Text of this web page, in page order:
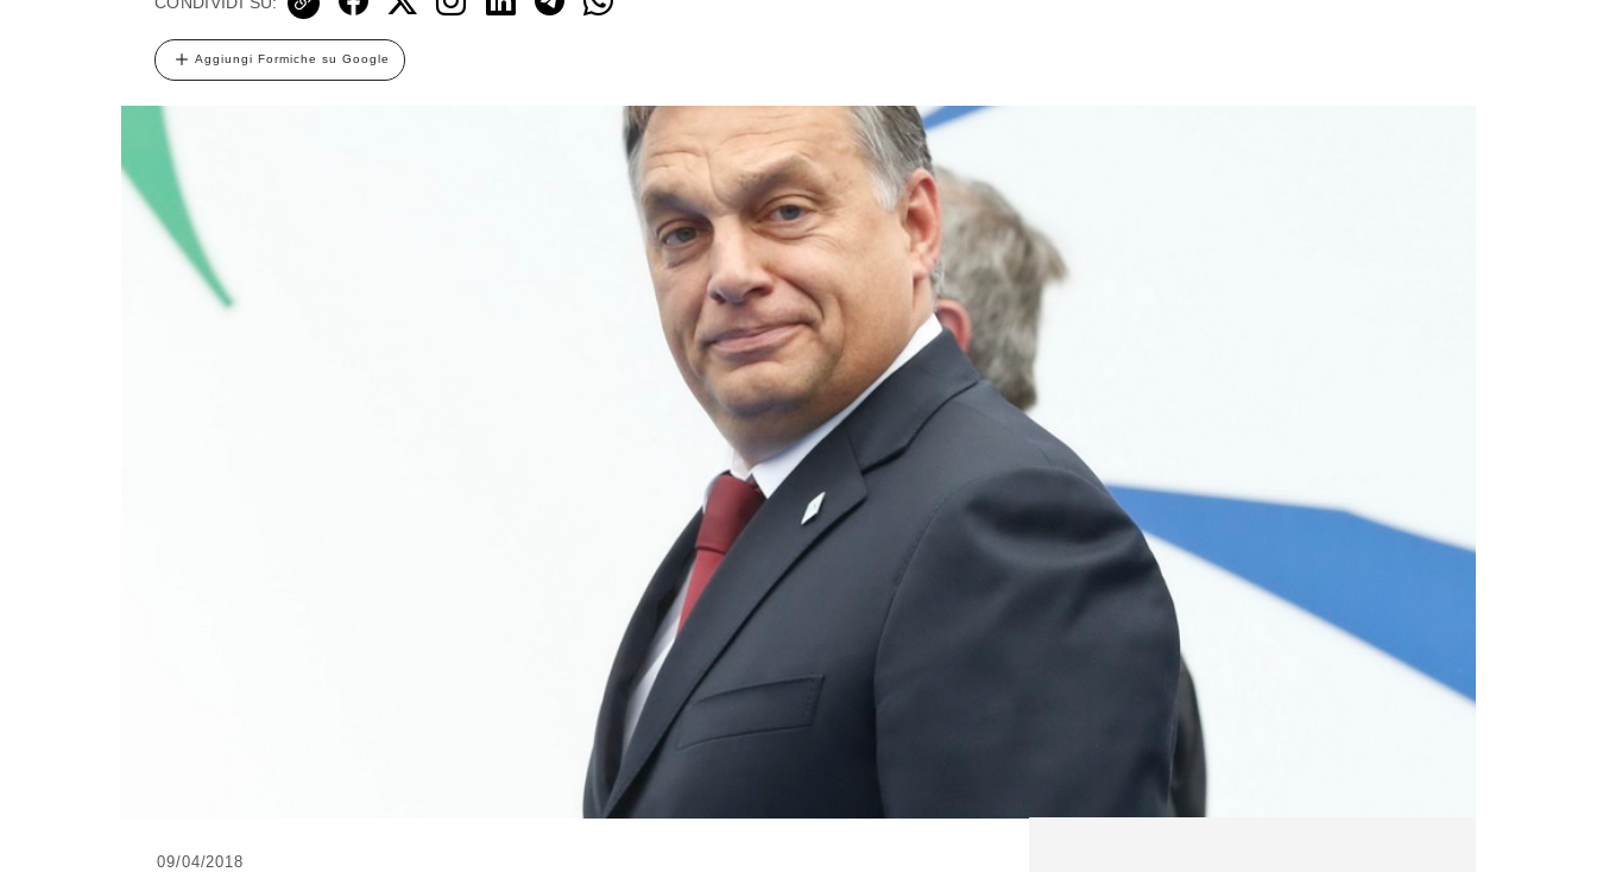
Aggiungi Formiche su Google
09/04/2018